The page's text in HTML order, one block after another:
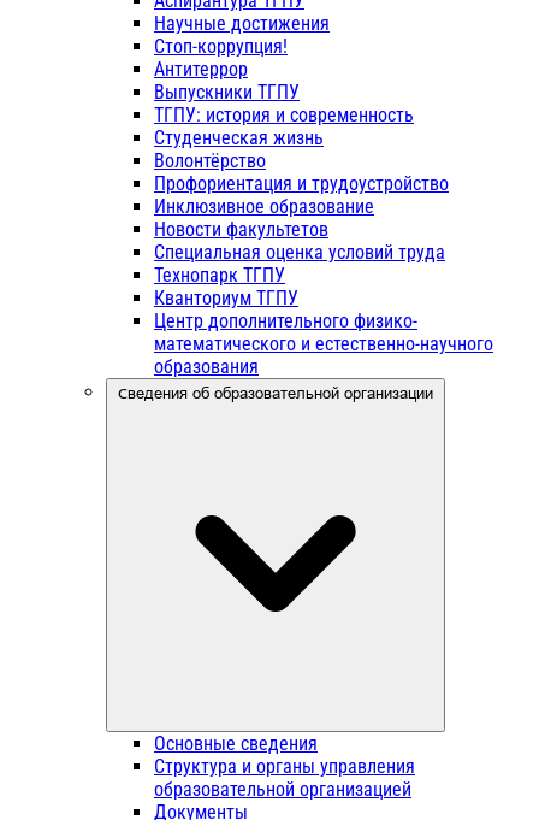
Научные достижения
Стоп-коррупция!
Антитеррор
Выпускники ТГПУ
ТГПУ: история и современность
Студенческая жизнь
Волонтёрство
Профориентация и трудоустройство
Инклюзивное образование
Новости факультетов
Специальная оценка условий труда
Технопарк ТГПУ
Кванториум ТГПУ
Центр дополнительного физико-
математического и естественно-научного
образования
Сведения об образовательной организации
Основные сведения
Структура и органы управления
образовательной организацией
Документы